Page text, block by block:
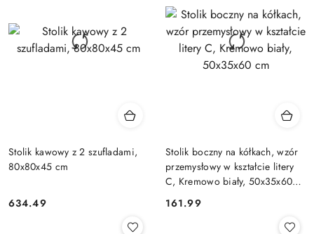
Stolik kawowy z 2 szufladami,
80x80x45 cm
Cena:
634.49
Stolik boczny na kółkach, wzór
przemysłowy w kształcie litery
C, Kremowo biały, 50x35x60
Cena:
161.99